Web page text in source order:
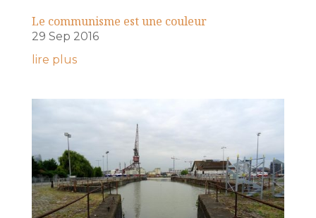
Le communisme est une couleur
29 Sep 2016
lire plus